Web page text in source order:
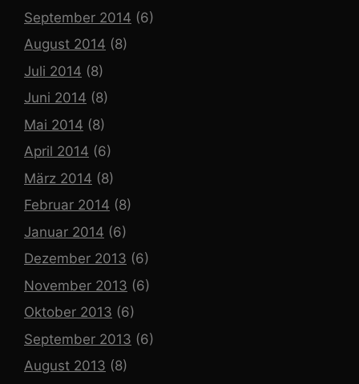
September 2014 (6)
August 2014 (8)
Juli 2014 (8)
Juni 2014 (8)
Mai 2014 (8)
April 2014 (6)
März 2014 (8)
Februar 2014 (8)
Januar 2014 (6)
Dezember 2013 (6)
November 2013 (6)
Oktober 2013 (6)
September 2013 (6)
August 2013 (8)